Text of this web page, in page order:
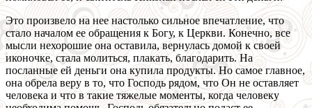
Это произвело на нее настолько сильное впечатление, что
стало началом ее обращения к Богу, к Церкви. Конечно, все
мысли нехорошие она оставила, вернулась домой к своей
иконочке, стала молиться, плакать, благодарить. На
посланные ей деньги она купила продукты. Но самое главное,
она обрела веру в то, что Господь рядом, что Он не оставляет
человека и что в такие тяжелые моменты, когда человеку